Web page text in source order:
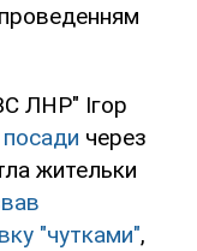
ЛНР" Ігор
посади через
жительки
"чутками",